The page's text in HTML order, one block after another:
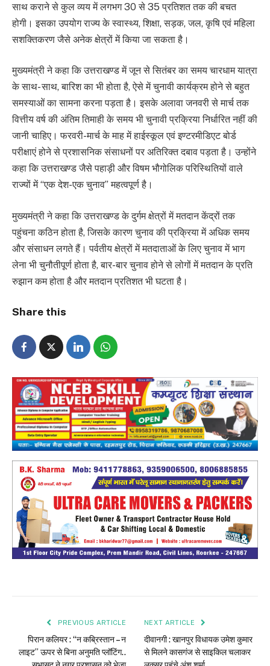
साथ कराने से कुल व्यय में लगभग 30 से 35 प्रतिशत तक की बचत
होगी। इसका उपयोग राज्य के स्वास्थ्य, शिक्षा, सड़क, जल, कृषि एवं महिला
सशक्तिकरण जैसे अनेक क्षेत्रों में किया जा सकता है।
मुख्यमंत्री ने कहा कि उत्तराखण्ड में जून से सितंबर का समय चारधाम यात्रा
के साथ- साथ, बारिश का भी होता है, ऐसे में चुनावी कार्यक्रम होने से बहुत
समस्याओं का सामना करना पड़ता है। इसके अलावा जनवरी से मार्च तक
वित्तीय वर्ष की अंतिम तिमाही के समय भी चुनावी प्रक्रिया निर्धारित नहीं की
जानी चाहिए। फरवरी-मार्च के माह में हाईस्कूल एवं इण्टरमीडिएट बोर्ड
परीक्षाएं होने से प्रशासनिक संसाधनों पर अतिरिक्त दबाव पड़ता है। उन्होंने
कहा कि उत्तराखण्ड जैसे पहाड़ी और विषम भौगोलिक परिस्थितियों वाले
राज्यों में “एक देश-एक चुनाव” महत्वपूर्ण है।
मुख्यमंत्री ने कहा कि उत्तराखण्ड के दुर्गम क्षेत्रों में मतदान केंद्रों तक
पहुंचना कठिन होता है, जिसके कारण चुनाव की प्रक्रिया में अधिक समय
और संसाधन लगते हैं। पर्वतीय क्षेत्रों में मतदाताओं के लिए चुनाव में भाग
लेना भी चुनौतीपूर्ण होता है, बार-बार चुनाव होने से लोगों में मतदान के प्रति
रुझान कम होता है और मतदान प्रतिशत भी घटता है।
Share this
PREVIOUS ARTICLE
पिरान कलियर : “न कब्रिस्तान – न
लाइट” ऊपर से बिना अनुमति प्लॉटिंग..
NEXT ARTICLE
दीवानगी : खानपुर विधायक उमेश कुमार
से मिलने कासगंज से साइकिल चलाकर